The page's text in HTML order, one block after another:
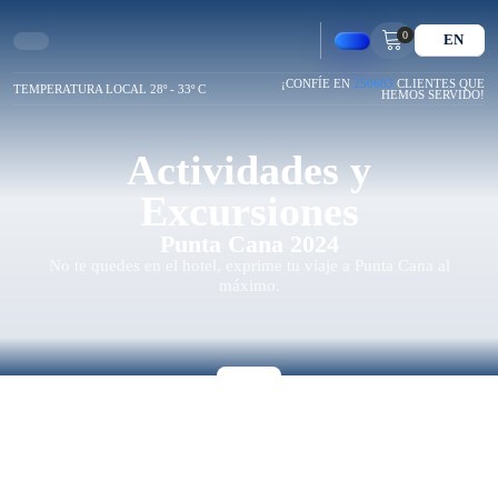
0 EN
TEMPERATURA LOCAL 28º - 33º C ¡CONFÍE EN 250683 CLIENTES QUE
HEMOS SERVIDO!
Actividades y
Punta Cana 2024